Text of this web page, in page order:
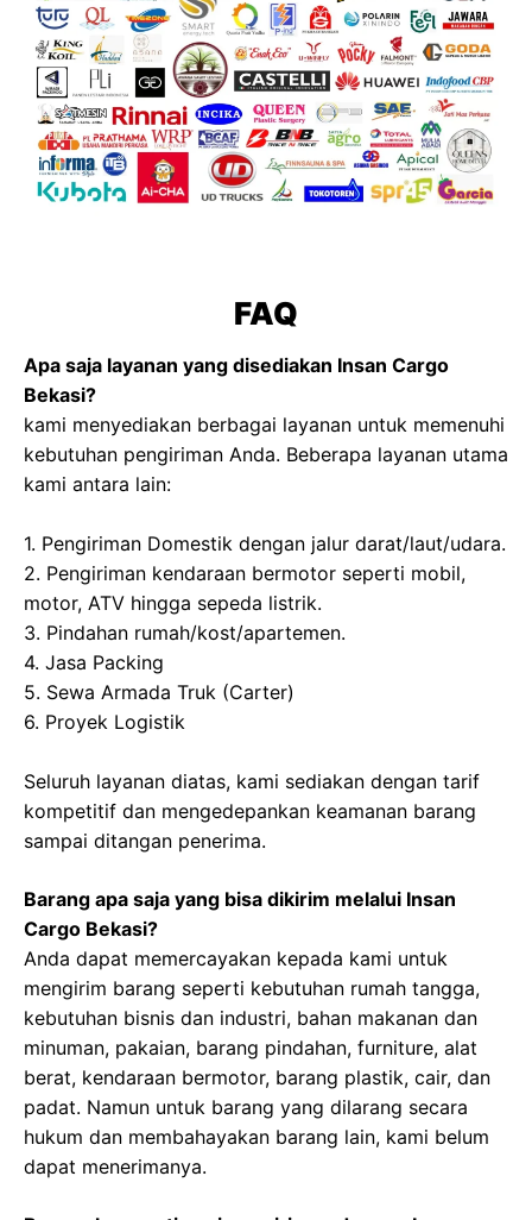
FAQ
Apa saja layanan yang disediakan Insan Cargo
Bekasi?
kami menyediakan berbagai layanan untuk memenuhi
kebutuhan pengiriman Anda. Beberapa layanan utama
kami antara lain:
1. Pengiriman Domestik dengan jalur darat/laut/udara.
2. Pengiriman kendaraan bermotor seperti mobil,
motor, ATV hingga sepeda listrik.
3. Pindahan rumah/kost/apartemen.
4. Jasa Packing
5. Sewa Armada Truk (Carter)
6. Proyek Logistik
Seluruh layanan diatas, kami sediakan dengan tarif
kompetitif dan mengedepankan keamanan barang
sampai ditangan penerima.
Barang apa saja yang bisa dikirim melalui Insan
Cargo Bekasi?
Anda dapat memercayakan kepada kami untuk
mengirim barang seperti kebutuhan rumah tangga,
kebutuhan bisnis dan industri, bahan makanan dan
minuman, pakaian, barang pindahan, furniture, alat
berat, kendaraan bermotor, barang plastik, cair, dan
padat. Namun untuk barang yang dilarang secara
hukum dan membahayakan barang lain, kami belum
dapat menerimanya.